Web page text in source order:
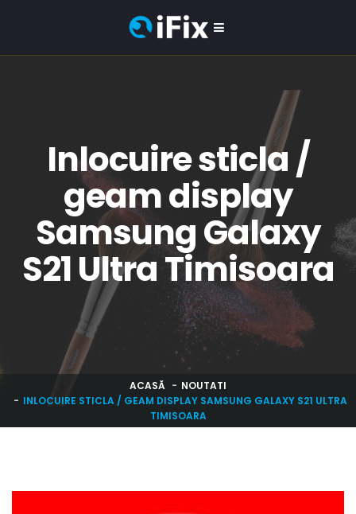
Inlocuire sticla /
geam display
Samsung Galaxy
S21 Ultra Timisoara
ACASĂ
NOUTATI
INLOCUIRE STICLA / GEAM DISPLAY SAMSUNG GALAXY S21 ULTRA
TIMISOARA